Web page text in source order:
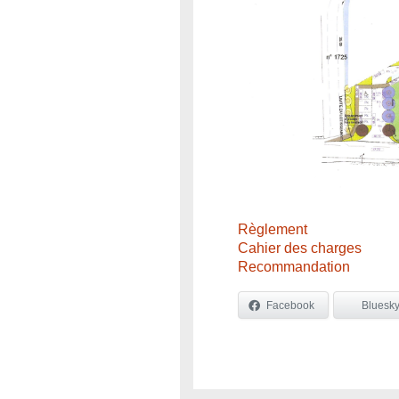
Règlement
Cahier des charges
Recommandation
Facebook Bluesky